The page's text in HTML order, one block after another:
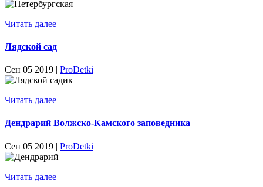
Читать далее
Лядской сад
Сен 05 2019 | ProDetki
Читать далее
Дендрарий Волжско-Камского заповедника
Сен 05 2019 | ProDetki
Читать далее